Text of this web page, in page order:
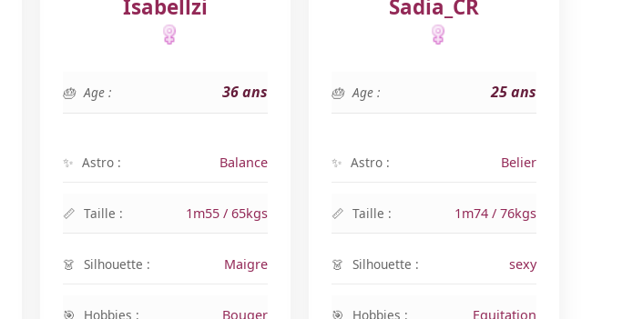
Isabellzi
Age : 36 ans
Astro : Balance
Taille : 1m55 / 65kgs
Silhouette : Maigre
Hobbies : Bouger
Sadia_CR
Age : 25 ans
Astro : Belier
Taille : 1m74 / 76kgs
Silhouette : sexy
Hobbies : Equitation